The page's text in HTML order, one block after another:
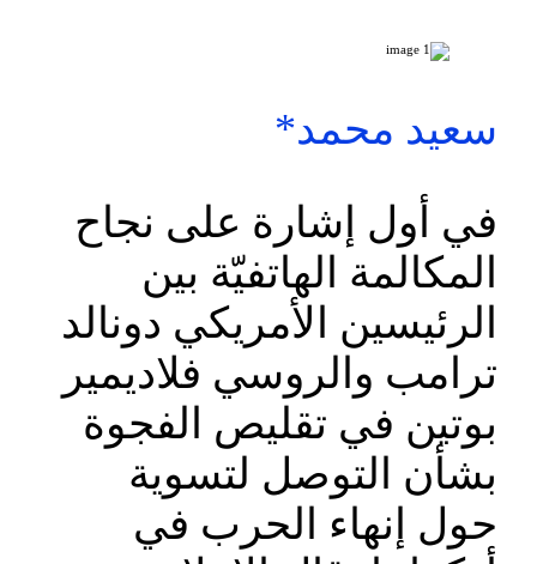
سعيد محمد*
في أول إشارة على نجاح
المكالمة الهاتفيّة بين
الرئيسين الأمريكي دونالد
ترامب والروسي فلاديمير
بوتين في تقليص الفجوة
بشأن التوصل لتسوية
حول إنهاء الحرب في